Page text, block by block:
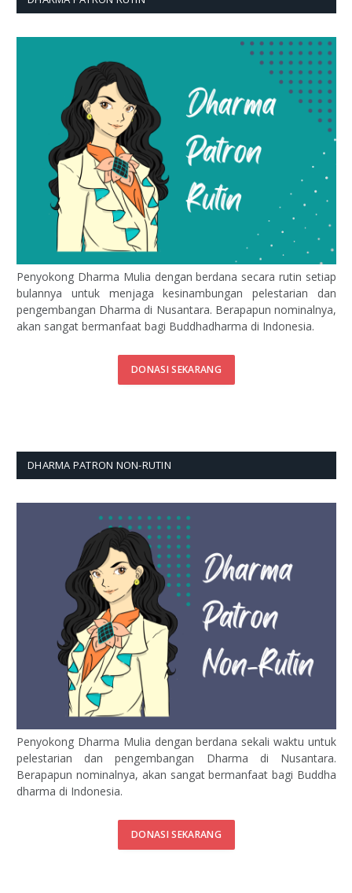
Penyokong Dharma Mulia dengan berdana secara rutin setiap
bulannya untuk menjaga kesinambungan pelestarian dan
pengembangan Dharma di Nusantara. Berapapun nominalnya,
akan sangat bermanfaat bagi Buddhadharma di Indonesia.
DONASI SEKARANG
DHARMA PATRON NON-RUTIN
Penyokong Dharma Mulia dengan berdana sekali waktu untuk
pelestarian dan pengembangan Dharma di Nusantara.
Berapapun nominalnya, akan sangat bermanfaat bagi Buddha
dharma di Indonesia.
DONASI SEKARANG